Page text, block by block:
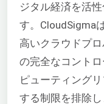
ジタル経済を活
す。CloudSigma
高いクラウドプ
の完全なコント
ピューティング
する制限を排除